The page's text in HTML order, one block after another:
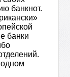
банкнот.
банки